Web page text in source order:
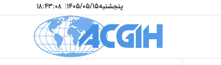
پنجشنبه۱۴۰۵/۰۵/۱۵| ۱۸:۴۳:۰۹